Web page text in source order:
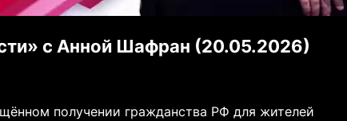
с Анной Шафран (20.05.2026)
получении гражданства РФ для жителей